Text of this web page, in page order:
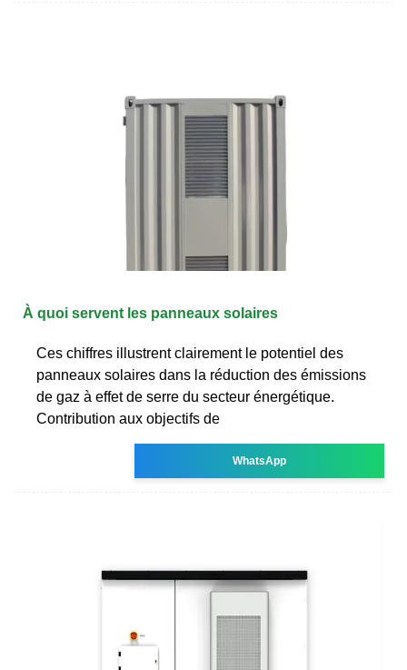
À quoi servent les panneaux solaires
Ces chiffres illustrent clairement le potentiel des
panneaux solaires dans la réduction des émissions
de gaz à effet de serre du secteur énergétique.
Contribution aux objectifs de
WhatsApp